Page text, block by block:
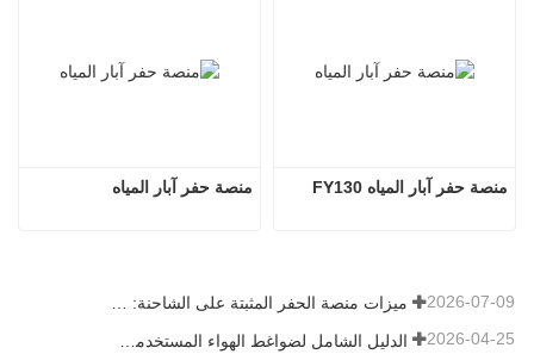
منصة حفر آبار المياه منصة حفر آبار المياه FY130
ميزات منصة الحفر المثبتة على الشاحنة: دليل شامل لعام 2026 2026-07-09
2026-04-25